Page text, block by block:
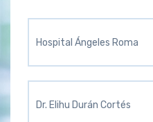
Hospital Ángeles Roma
Dr. Elihu Durán Cortés